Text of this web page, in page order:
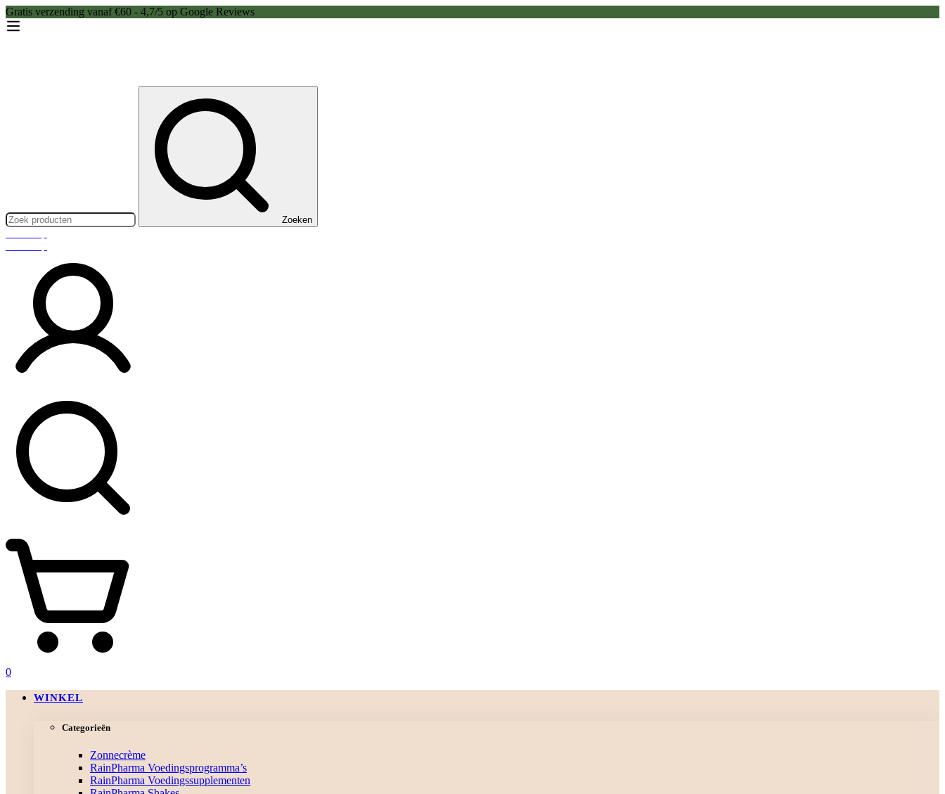
Gratis verzending vanaf €60 - 4,7/5 op Google Reviews
Zoeken
0
WINKEL
Categorieën
Zonnecrème
RainPharma Voedingsprogramma’s
RainPharma Voedingssupplementen